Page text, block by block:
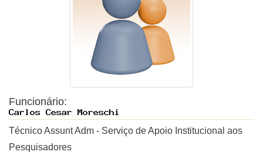
Funcionário:
Técnico Assunt Adm - Serviço de Apoio Institucional aos
Pesquisadores